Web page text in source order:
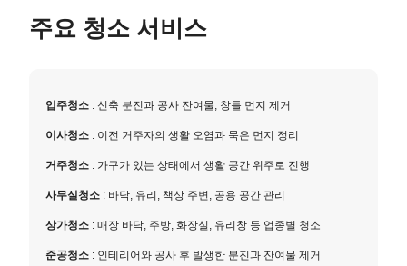
주요 청소 서비스
입주청소 : 신축 분진과 공사 잔여물, 창틀 먼지 제거
이사청소 : 이전 거주자의 생활 오염과 묵은 먼지 정리
거주청소 : 가구가 있는 상태에서 생활 공간 위주로 진행
사무실청소 : 바닥, 유리, 책상 주변, 공용 공간 관리
상가청소 : 매장 바닥, 주방, 화장실, 유리창 등 업종별 청소
준공청소 : 인테리어와 공사 후 발생한 분진과 잔여물 제거